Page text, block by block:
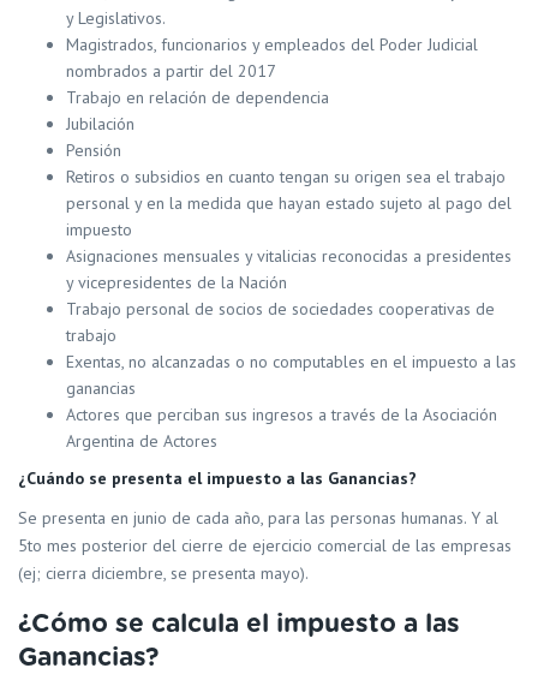
y Legislativos.
Magistrados, funcionarios y empleados del Poder Judicial
nombrados a partir del 2017
Trabajo en relación de dependencia
Jubilación
Pensión
Retiros o subsidios en cuanto tengan su origen sea el trabajo
personal y en la medida que hayan estado sujeto al pago del
impuesto
Asignaciones mensuales y vitalicias reconocidas a presidentes
y vicepresidentes de la Nación
Trabajo personal de socios de sociedades cooperativas de
trabajo
Exentas, no alcanzadas o no computables en el impuesto a las
ganancias
Actores que perciban sus ingresos a través de la Asociación
Argentina de Actores
¿Cuándo se presenta el impuesto a las Ganancias?
Se presenta en junio de cada año, para las personas humanas. Y al
5to mes posterior del cierre de ejercicio comercial de las empresas
(ej; cierra diciembre, se presenta mayo).
¿Cómo se calcula el impuesto a las
Ganancias?